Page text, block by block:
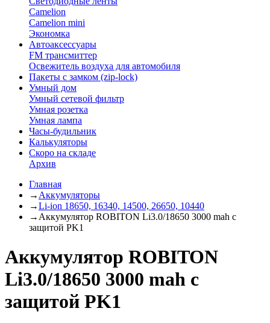
Camelion
Camelion mini
Экономка
Автоаксессуары
FM трансмиттер
Освежитель воздуха для автомобиля
Пакеты с замком (zip-lock)
Умный дом
Умный сетевой фильтр
Умная розетка
Умная лампа
Часы-будильник
Калькуляторы
Скоро на складе
Архив
Главная
→ Аккумуляторы
→Li-ion 18650, 16340, 14500, 26650, 10440
→ Аккумулятор ROBITON Li3.0/18650 3000 mah с
защитой PK1
Аккумулятор ROBITON
Li3.0/18650 3000 mah с
защитой PK1